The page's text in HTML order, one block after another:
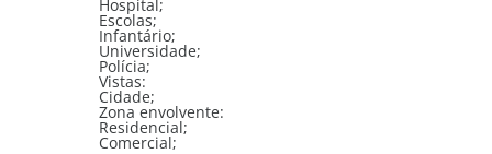
Hospital;
Escolas;
Infantário;
Universidade;
Polícia;
Vistas:
Cidade;
Zona envolvente:
Residencial;
Comercial;